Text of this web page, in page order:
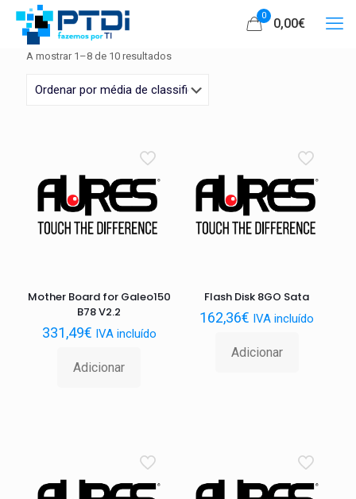
0
0,00€
A mostrar 1–8 de 10 resultadosOrdenado
média
Mother Board for Galeo150
B78 V2.2
331,49€ IVA incluído
Adicionar
Flash Disk 8GO Sata
162,36€ IVA incluído
Adicionar